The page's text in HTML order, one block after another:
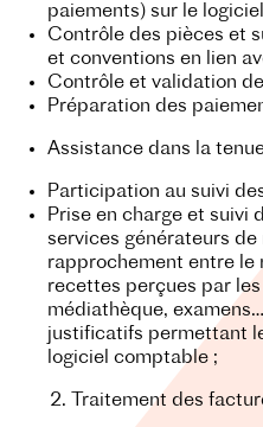
paiements) sur le
Contrôle des pièces et
et conventions en lien
Contrôle et validation
Préparation des
Assistance dans la
Participation au suivi
Prise en charge et suivi
services générateurs
rapprochement entre le
recettes perçues par
médiathèque,
justificatifs permettant
logiciel comptable ;
Traitement des